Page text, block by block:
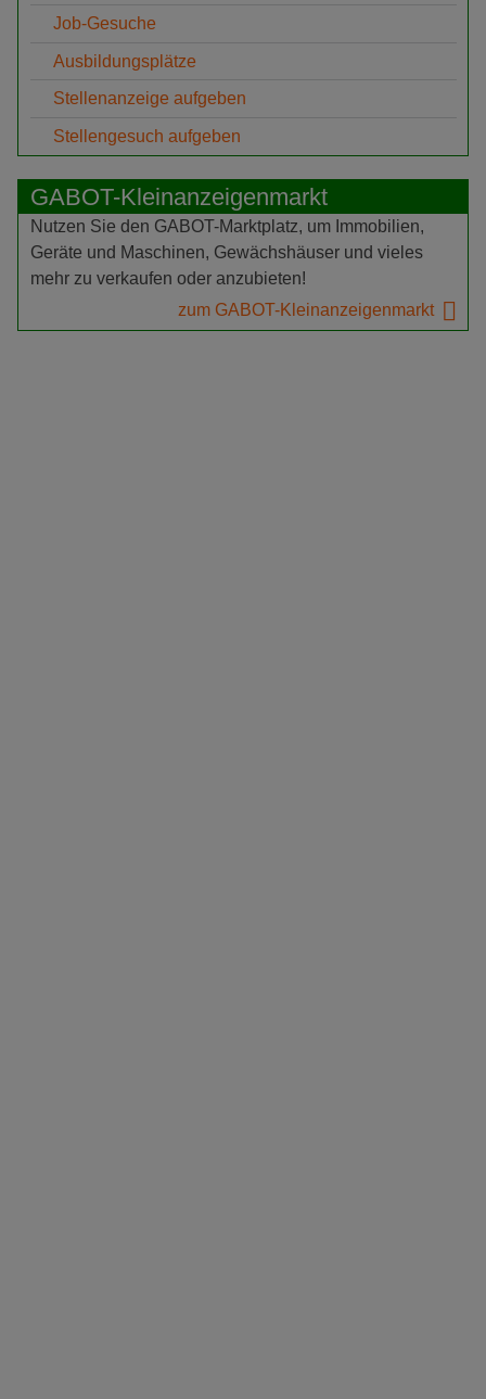
Job-Gesuche
Ausbildungsplätze
Stellenanzeige aufgeben
Stellengesuch aufgeben
GABOT-Kleinanzeigenmarkt
Nutzen Sie den GABOT-Marktplatz, um Immobilien,
Geräte und Maschinen, Gewächshäuser und vieles
mehr zu verkaufen oder anzubieten!
zum GABOT-Kleinanzeigenmarkt